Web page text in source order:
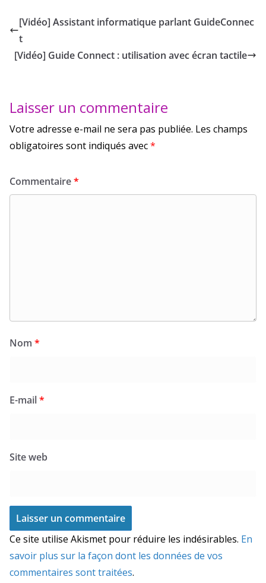
[Vidéo] Assistant informatique parlant GuideConnec
t
[Vidéo] Guide Connect : utilisation avec écran tactile
Laisser un commentaire
Votre adresse e-mail ne sera pas publiée. Les champs
obligatoires sont indiqués avec*
Commentaire*
Nom *
E-mail*
Site web
Ce site utilise Akismet pour réduire les indésirables. En
savoir plus sur la façon dont les données de vos
commentaires sont traitées.